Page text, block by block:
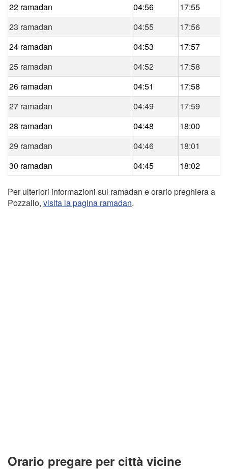
22 ramadan
04:56
17:55
23 ramadan
04:55
17:56
24 ramadan
04:53
17:57
25 ramadan
04:52
17:58
26 ramadan
04:51
17:58
27 ramadan
04:49
17:59
28 ramadan
04:48
18:00
29 ramadan
04:46
18:01
30 ramadan
04:45 18:02
Per ulteriori informazioni sul ramadan e orario preghiera a
Pozzallo, visita la pagina ramadan.
Orario pregare per città vicine